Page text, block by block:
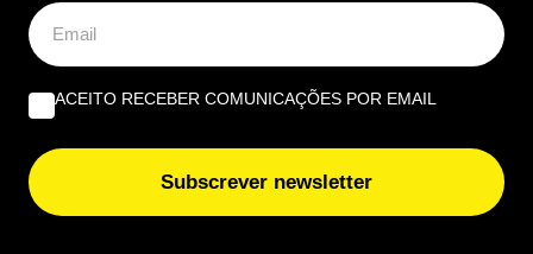
ECONOMIA,EUROPA
ACEITO RECEBER COMUNICAÇÕES POR EMAIL
Subscrever newsletter